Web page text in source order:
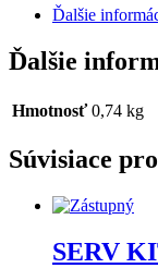
Ďalšie
Ďalšie
Hmotnosť 0,74 kg
Súvisiace
SERV